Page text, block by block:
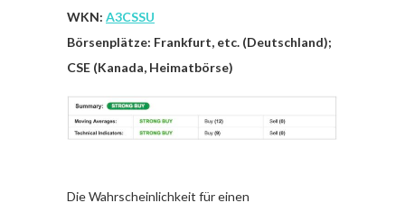
WKN: A3CSSU
Börsenplätze: Frankfurt, etc. (Deutschland);
CSE (Kanada, Heimatbörse)
Die Wahrscheinlichkeit für einen